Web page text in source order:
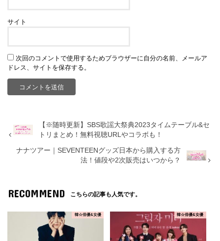
サイト
次回のコメントで使用するためブラウザーに自分の名前、メールア
ドレス、サイトを保存する。
【※随時更新】SBS歌謡大祭典2023タイムテーブル&セ
トリまとめ！無料視聴URLやコラボも！
ナナツアー｜SEVENTEENグッズ日本から購入する方
法！値段や2次販売はいつから？
RECOMMEND こちらの記事も人気です。
韓☆俳優&女優 韓☆俳優&女優